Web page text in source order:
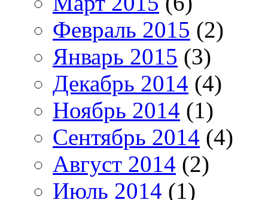
Февраль 2015 (2)
Январь 2015 (3)
Декабрь 2014 (4)
Ноябрь 2014 (1)
Сентябрь 2014 (4)
Август 2014 (2)
Июль 2014 (1)